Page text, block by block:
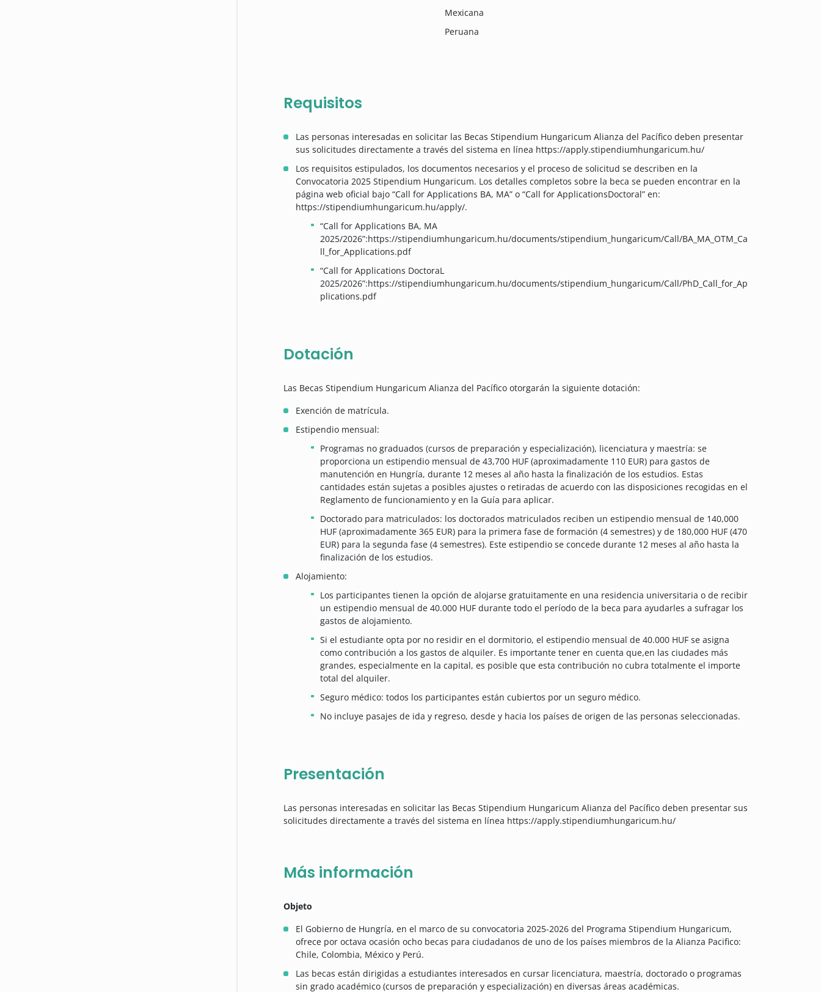
Mexicana
Peruana
Requisitos
Las personas interesadas en solicitar las Becas Stipendium Hungaricum Alianza del Pacífico deben presentar
sus solicitudes directamente a través del sistema en línea https://apply.stipendiumhungaricum.hu/
Los requisitos estipulados, los documentos necesarios y el proceso de solicitud se describen en la
Convocatoria 2025 Stipendium Hungaricum. Los detalles completos sobre la beca se pueden encontrar en la
página web oficial bajo “Call for Applications BA, MA” o “Call for ApplicationsDoctoral” en:
https://stipendiumhungaricum.hu/apply/.
“Call for Applications BA, MA
2025/2026”:https://stipendiumhungaricum.hu/documents/stipendium_hungaricum/Call/BA_MA_OTM_Ca
ll_for_Applications.pdf
“Call for Applications DoctoraL
2025/2026”:https://stipendiumhungaricum.hu/documents/stipendium_hungaricum/Call/PhD_Call_for_Ap
plications.pdf
Dotación
Las Becas Stipendium Hungaricum Alianza del Pacífico otorgarán la siguiente dotación:
Exención de matrícula.
Estipendio mensual:
Programas no graduados (cursos de preparación y especialización), licenciatura y maestría: se
proporciona un estipendio mensual de 43,700 HUF (aproximadamente 110 EUR) para gastos de
manutención en Hungría, durante 12 meses al año hasta la finalización de los estudios. Estas
cantidades están sujetas a posibles ajustes o retiradas de acuerdo con las disposiciones recogidas en el
Reglamento de funcionamiento y en la Guía para aplicar.
Doctorado para matriculados: los doctorados matriculados reciben un estipendio mensual de 140,000
HUF (aproximadamente 365 EUR) para la primera fase de formación (4 semestres) y de 180,000 HUF (470
EUR) para la segunda fase (4 semestres). Este estipendio se concede durante 12 meses al año hasta la
finalización de los estudios.
Alojamiento:
Los participantes tienen la opción de alojarse gratuitamente en una residencia universitaria o de recibir
un estipendio mensual de 40.000 HUF durante todo el período de la beca para ayudarles a sufragar los
gastos de alojamiento.
Si el estudiante opta por no residir en el dormitorio, el estipendio mensual de 40.000 HUF se asigna
como contribución a los gastos de alquiler. Es importante tener en cuenta que,en las ciudades más
grandes, especialmente en la capital, es posible que esta contribución no cubra totalmente el importe
total del alquiler.
Seguro médico: todos los participantes están cubiertos por un seguro médico.
No incluye pasajes de ida y regreso, desde y hacia los países de origen de las personas seleccionadas.
Presentación
Las personas interesadas en solicitar las Becas Stipendium Hungaricum Alianza del Pacífico deben presentar sus
solicitudes directamente a través del sistema en línea https://apply.stipendiumhungaricum.hu/
Más información
Objeto
El Gobierno de Hungría, en el marco de su convocatoria 2025-2026 del Programa Stipendium Hungaricum,
ofrece por octava ocasión ocho becas para ciudadanos de uno de los países miembros de la Alianza Pacifico:
Chile, Colombia, México y Perú.
Las becas están dirigidas a estudiantes interesados en cursar licenciatura, maestría, doctorado o programas
sin grado académico (cursos de preparación y especialización) en diversas áreas académicas.